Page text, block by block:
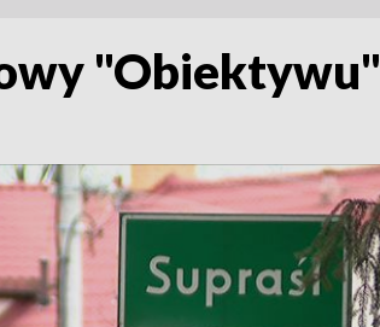
"Obiektywu"